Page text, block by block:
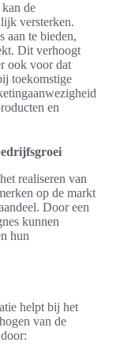
de
versterken.
aan te bieden,
Dit verhoogt
ook voor dat
toekomstige
en
realiseren van
op de markt
Door een
kunnen
hun
helpt bij het
van de